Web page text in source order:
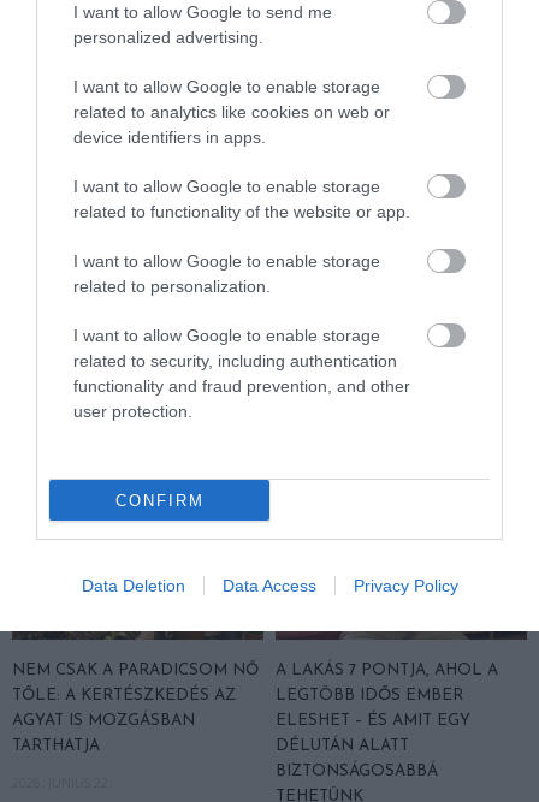
I want to allow Google to send me
personalized advertising.
I want to allow Google to enable storage
related to analytics like cookies on web or
device identifiers in apps.
I want to allow Google to enable storage
related to functionality of the website or app.
I want to allow Google to enable storage
related to personalization.
I want to allow Google to enable storage
related to security, including authentication
functionality and fraud prevention, and other
user protection.
CONFIRM
Data Deletion Data Access Privacy Policy
NEM CSAK A PARADICSOM NŐ
TŐLE: A KERTÉSZKEDÉS AZ
AGYAT IS MOZGÁSBAN
TARTHATJA
A LAKÁS 7 PONTJA, AHOL A
LEGTÖBB IDŐS EMBER
ELESHET – ÉS AMIT EGY
DÉLUTÁN ALATT
BIZTONSÁGOSABBÁ
TEHETÜNK